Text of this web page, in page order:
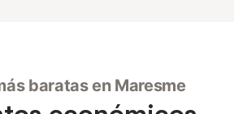
baratas en Maresme